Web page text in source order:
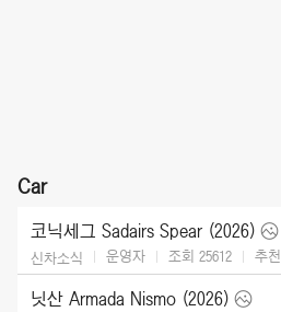
Car
코닉세그 Sadairs Spear (2026)
신차소식 운영자 조회 25612 추천
닛산 Armada Nismo (2026)